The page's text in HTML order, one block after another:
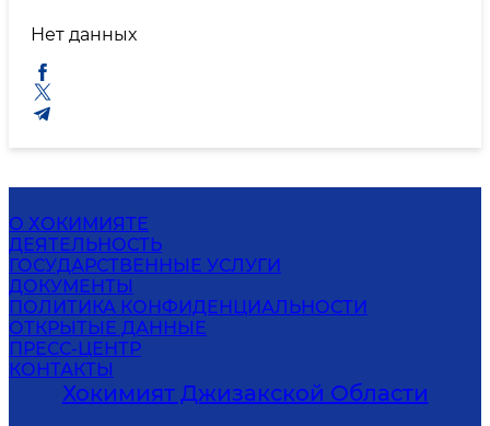
Нет данных
О ХОКИМИЯТЕ
ДЕЯТЕЛЬНОСТЬ
ГОСУДАРСТВЕННЫЕ УСЛУГИ
ДОКУМЕНТЫ
ПОЛИТИКА КОНФИДЕНЦИАЛЬНОСТИ
ОТКРЫТЫЕ ДАННЫЕ
ПРЕСС-ЦЕНТР
КОНТАКТЫ
Хокимият Джизакской Области